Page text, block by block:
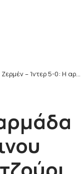
Ενρίκε και του εξωγήινου Ντουέ καταβρόχθισε τους νερατζούρι και κατέκτησε το πρώτο της Champions League